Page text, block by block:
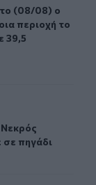
(08/08) ο
(08/08) ο
περιοχή το
39,5
άνδρας που
πηγάδι